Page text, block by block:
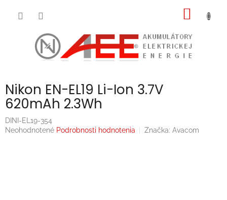
Nikon EN-EL19 Li-Ion 3.7V
620mAh 2.3Wh
DINI-EL19-354
Priemerné
Neohodnotené Podrobnosti hodnotenia Značka: Avacom